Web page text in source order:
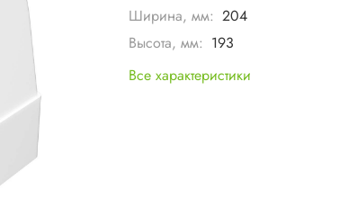
Ширина, мм: 204
Высота, мм: 193
Все характеристики